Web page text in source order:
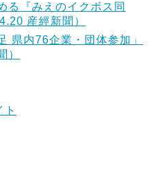
る『みえのイクボス同
産經新聞）
県内76企業・団体参加」
）